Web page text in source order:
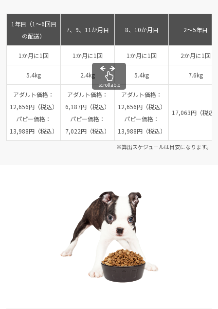
1年目（1～6回目
の配送）
7、9、11か月目 8、10か月目 2～5年目
1か月に1回 1か月に1回 1か月に1回 2か月に1回
5.4kg 2.4kg 5.4kg 7.6kg
アダルト価格：
12,656円（税込）
パピー価格：
13,988円（税込）
アダルト価格：
6,187円（税込）
パピー価格：
7,022円（税込）
アダルト価格：
12,656円（税込）
パピー価格：
13,988円（税込）
17,063円（税込
scrollable
※算出スケジュールは目安になります。